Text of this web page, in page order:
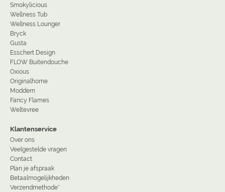
Smokylicious
Wellness Tub
Wellness Lounger
Bryck
Gusta
Esschert Design
FLOW Buitendouche
Oxious
Originalhome
Moddern
Fancy Flames
Weltevree
Klantenservice
Over ons
Veelgestelde vragen
Contact
Plan je afspraak
Betaalmogelijkheden
Verzendmethode*